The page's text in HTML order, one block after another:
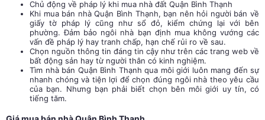
Chủ động về pháp lý khi mua nhà đất Quận Bình Thạnh
Khi mua bán nhà Quận Bình Thạnh, bạn nên hỏi người bán về
giấy tờ pháp lý cũng như sổ đỏ, kiểm chứng lại với bên
phường. Đảm bảo ngôi nhà bạn định mua không vướng các
vấn đề pháp lý hay tranh chấp, hạn chế rủi ro về sau.
Chọn nguồn thông tin đáng tin cậy như trên các trang web về
bất động sản hay từ người thân có kinh nghiệm.
Tìm nhà bán Quận Bình Thạnh qua môi giới luôn mang đến sự
nhanh chóng và tiện lợi để chọn đúng ngôi nhà theo yêu cầu
của bạn. Nhưng bạn phải biết chọn bên môi giới uy tín, có
tiếng tăm.